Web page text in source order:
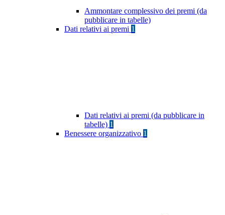
Ammontare complessivo dei premi (da
pubblicare in tabelle)
Dati relativi ai premi 1
Dati relativi ai premi (da pubblicare in
tabelle) 1
Benessere organizzativo 1